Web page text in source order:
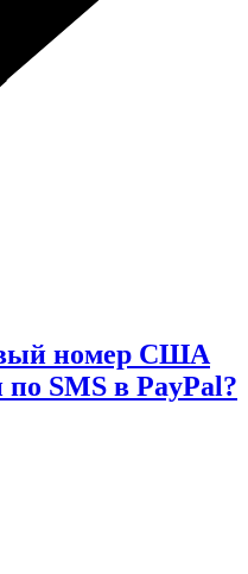
номер США
SMS в PayPal?